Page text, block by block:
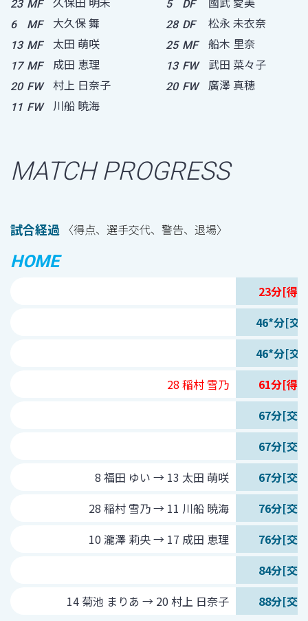
23 MF
6 MF 大久保 舞
13 MF 太田 萌咲
17 MF 成田 恵理
20 FW 村上 日奈子
11 FW 川船 暁海
5 DF
28 DF 松永 未衣奈
25 MF 船木 里奈
13 FW 武田 菜々子
20 FW 廣澤 真穂
MATCH PROGRESS
試合経過 〈得点、選手交代、警告、退場〉
HOME
23分[得
46*分[交
46*分[交
28 稲村 雪乃
61分[得
67分[交
67分[交
8 福田 ゆい → 13 太田 萌咲
67分[交
28 稲村 雪乃 → 11 川船 暁海
76分[交
10 瀧澤 莉央 → 17 成田 恵理
76分[交
84分[交
14 菊池 まりあ → 20 村上 日奈子
88分[交